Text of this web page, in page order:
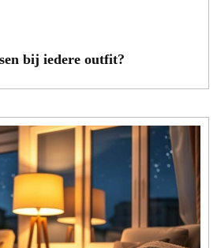
bij iedere outfit?